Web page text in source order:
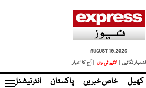
AUGUST 10, 2026
اشتہار لگائیں |
لائیو ٹی وی | آج کا اخبار
کھیل خاص خبریں پاکستان انٹر نیشنل